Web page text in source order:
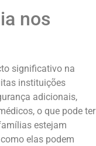
nos
significativo na
instituições
adicionais,
o que pode ter
estejam
elas podem